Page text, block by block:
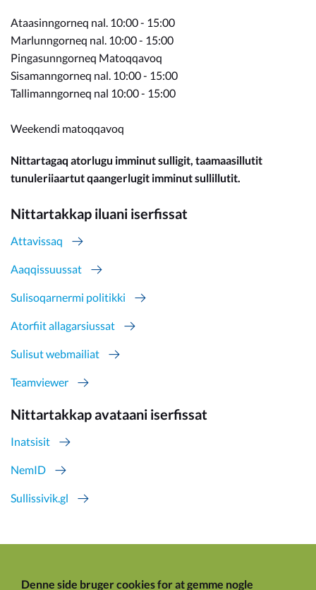
Ataasinngorneq nal. 10:00 - 15:00
Marlunngorneq nal. 10:00 - 15:00
Pingasunngorneq Matoqqavoq
Sisamanngorneq nal. 10:00 - 15:00
Tallimanngorneq nal 10:00 - 15:00
Weekendi matoqqavoq
Nittartagaq atorlugu imminut sulligit, taamaasillutit
tunuleriiaartut qaangerlugit imminut sullillutit.
Nittartakkap iluani iserfissat
Attavissaq
Aaqqissuussat
Sulisoqarnermi politikki
Atorfiit allagarsiussat
Sulisut webmailiat
Teamviewer
Nittartakkap avataani iserfissat
Inatsisit
NemID
Sullissivik.gl
Denne side bruger cookies for at gemme nogle